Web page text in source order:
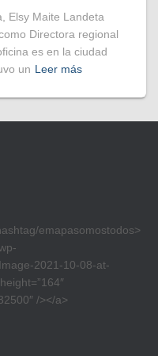
Elsy Maite Landeta
Directora regional
es en la ciudad
un Leer más
emapasomostodos>
2021-10-08-at-
/></a>